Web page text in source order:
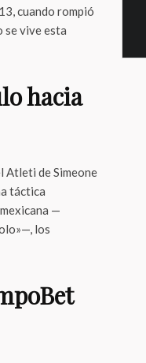
cuando rompió
se vive esta
hacia
Atleti de Simeone
táctica
—
los